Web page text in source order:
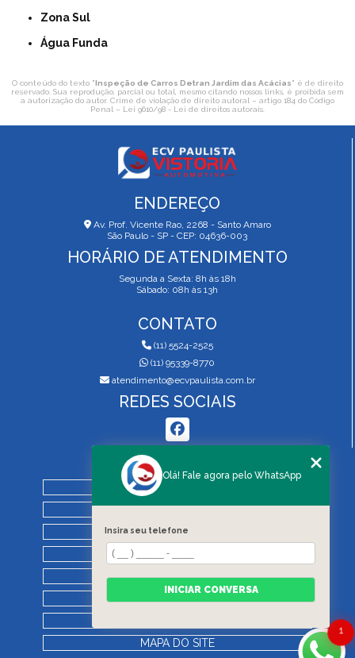
Zona Sul
Água Funda
O conteúdo do texto " Inspeção de Carros Detran Jardim das Acácias" é de direito
reservado. Sua reprodução, parcial ou total, mesmo citando nossos links, é proibida sem
a autorização do autor. Crime de violação de direito autoral – artigo 184 do Código
Penal – Lei 9610/98 - Lei de direitos autorais.
ENDEREÇO
Av. Prof. Vicente Rao, 2268 - Santo Amaro
São Paulo - SP - CEP: 04636-003
HORÁRIO DE ATENDIMENTO
Segunda a Sexta: 8h às 18h
Sábado: 08h às 13h
CONTATO
(11) 5524-2525
(11) 95339-8770
atendimento@ecvpaulista.com.br
REDES SOCIAIS
MENU
QUEM SOMOS
SERVIÇOS
BLOG
REGRAS DE VISTORIA
MAPA DO SITE
1
Olá! Fale agora pelo WhatsApp
Insira seu telefone
INICIAR CONVERSA